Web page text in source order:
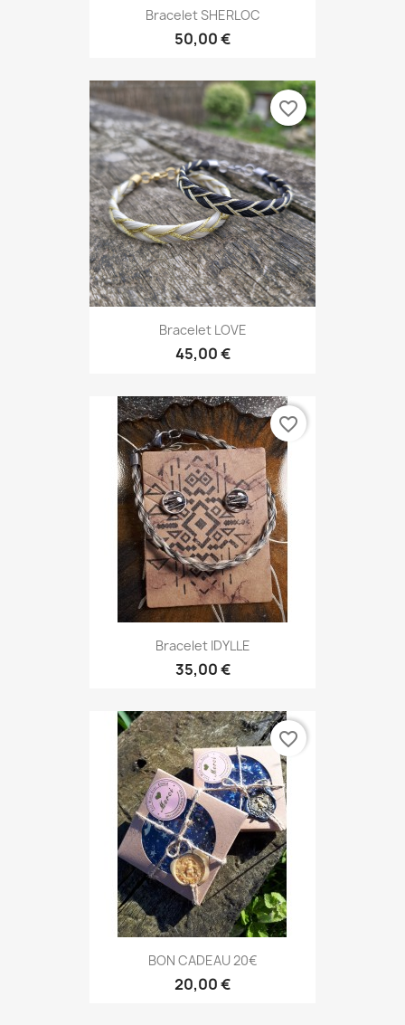
Bracelet SHERLOC
50,00 €
Bracelet LOVE
45,00 €
favorite_border
Bracelet IDYLLE
35,00 €
favorite_border
BON CADEAU 20€
20,00 €
favorite_border